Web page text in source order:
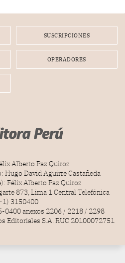
SUSCRIPCIONES
OPERADORES
Alberto Paz Quiroz
Hugo David Aguirre Castañeda
Félix Alberto Paz Quiroz
873, Lima 1 Central Telefónica
1) 3150400
0400 anexos 2206 / 2218 / 2298
Editoriales S.A. RUC 20100072751